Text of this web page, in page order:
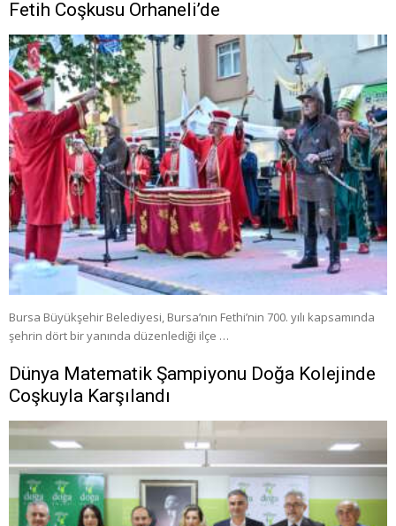
Fetih Coşkusu Orhaneli’de
Bursa Büyükşehir Belediyesi, Bursa’nın Fethi’nin 700. yılı kapsamında
şehrin dört bir yanında düzenlediği ilçe …
Dünya Matematik Şampiyonu Doğa Kolejinde
Coşkuyla Karşılandı